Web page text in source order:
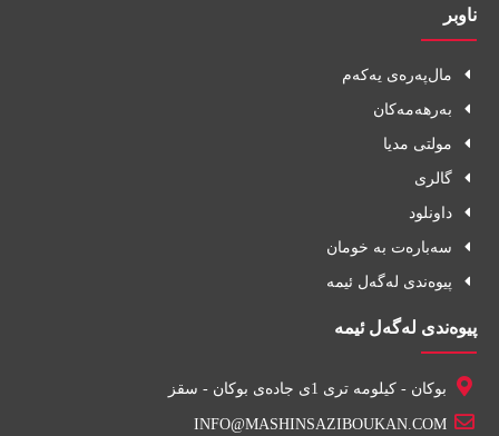
ناوبر
مال‌په‌ره‌ى يه‌که‌م
به‌رهه‌مه‌کان
مولتی مدیا
گالری
داونلود
سه‌باره‌ت به خومان
پیوه‌ندی له‌گه‌ل ئیمه
پیوەندى له‌گه‌ل ئيمه
بوکان - کیلومه تری 1ی جاده‌ی بوکان - سقز
INFO@MASHINSAZIBOUKAN.COM